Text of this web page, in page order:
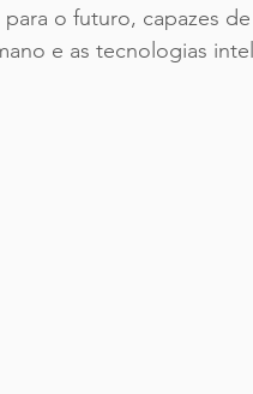
o futuro, capazes
e as tecnologias